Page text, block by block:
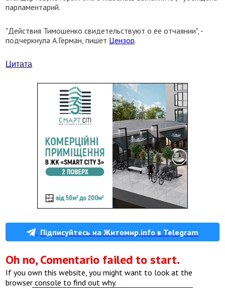
парламентарий.
"Действия Тимошенко свидетельствуют о ее отчаянии", -
подчеркнула А.Герман, пишет Цензор.
Цитата
Підписуйтесь на Житомир.info в Telegram
Oh no, Comentario failed to start.
If you own this website, you might want to look at the
browser console to find out why.